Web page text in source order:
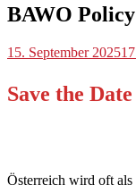
Veranstaltungen
BAWO
p.geschwendtner
15. September 2025
Save the Date
Österreich wird oft als